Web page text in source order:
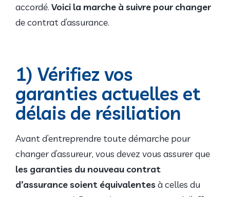
accordé. Voici la marche à suivre pour changer
de contrat d’assurance.
1) Vérifiez vos
garanties actuelles et
délais de résiliation
Avant d’entreprendre toute démarche pour
changer d’assureur, vous devez vous assurer que
les garanties du nouveau contrat
d’assurance soient équivalentesà celles du